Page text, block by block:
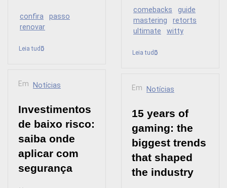
confira
passo
renovar
Leia tudo
Em Notícias
Investimentos
de baixo risco:
saiba onde
aplicar com
segurança
comebacks
guide
mastering
retorts
ultimate
witty
Leia tudo
Em Notícias
15 years of
gaming: the
biggest trends
that shaped
the industry